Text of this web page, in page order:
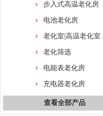
步入式高温老化房
电池老化房
老化室|高温老化室
老化筛选
电能表老化房
充电器老化房
查看全部产品